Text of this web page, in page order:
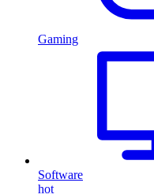
Gaming
Software
hot